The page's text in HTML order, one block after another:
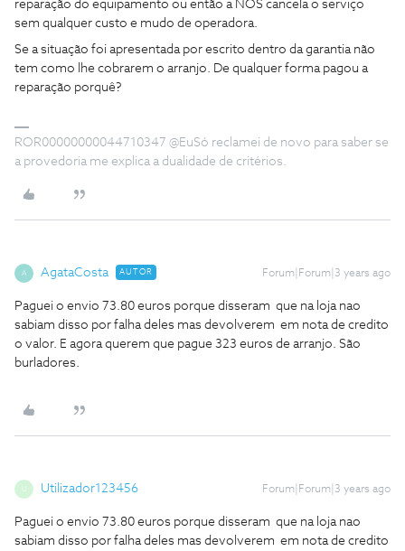
reparação do equipamento ou então a NOS cancela o serviço
sem qualquer custo e mudo de operadora.
Se a situação foi apresentada por escrito dentro da garantia não
tem como lhe cobrarem o arranjo. De qualquer forma pagou a
reparação porquê?
ROR00000000044710347 @EuSó reclamei de novo para saber se
a provedoria me explica a dualidade de critérios.
A AgataCosta AUTOR Forum|Forum|3 years ago
Paguei o envio 73.80 euros porque disseram que na loja nao
sabiam disso por falha deles mas devolverem em nota de credito
o valor. E agora querem que pague 323 euros de arranjo. São
burladores.
Utilizador123456 Forum|Forum|3 years ago
Paguei o envio 73.80 euros porque disseram que na loja nao
sabiam disso por falha deles mas devolverem em nota de credito